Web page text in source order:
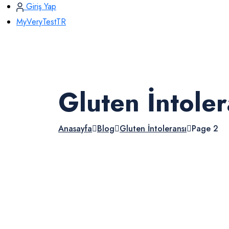
Giriş Yap
MyVeryTestTR
Gluten
Anasayfa Blog Gluten İntoleransı Page 2